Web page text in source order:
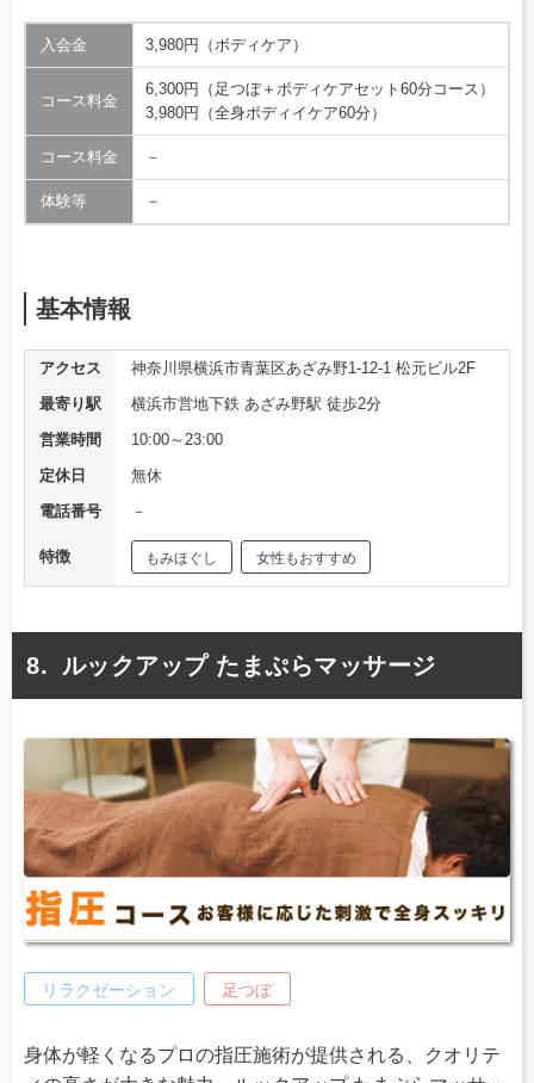
入会金 3,980円（ボディケア）
コース料金
6,300円（足つぼ＋ボディケアセット60分コース）
3,980円（全身ボディイケア60分）
コース料金 －
体験等 －
基本情報
アクセス
神奈川県横浜市青葉区あざみ野1-12-1 松元ビル2F
最寄り駅
横浜市営地下鉄 あざみ野駅 徒歩2分
営業時間
10:00～23:00
定休日
無休
電話番号
－
特徴 もみほぐし 女性もおすすめ
ルックアップ たまぷらマッサージ
リラクゼーション 足つぼ
身体が軽くなるプロの指圧施術が提供される、クオリテ